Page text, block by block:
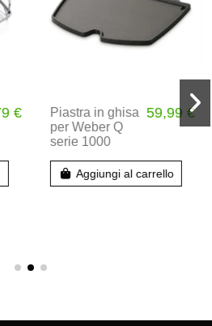
€
Piastra in ghisa
per Weber Q
serie 1000
59,99 €
Aggiungi al carrello